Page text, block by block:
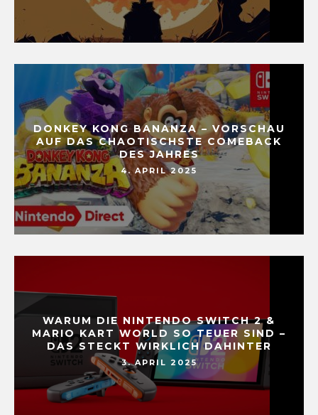
DONKEY KONG BANANZA – VORSCHAU
AUF DAS CHAOTISCHSTE COMEBACK
DES JAHRES
4. APRIL 2025
WARUM DIE NINTENDO SWITCH 2 &
MARIO KART WORLD SO TEUER SIND –
DAS STECKT WIRKLICH DAHINTER
3. APRIL 2025